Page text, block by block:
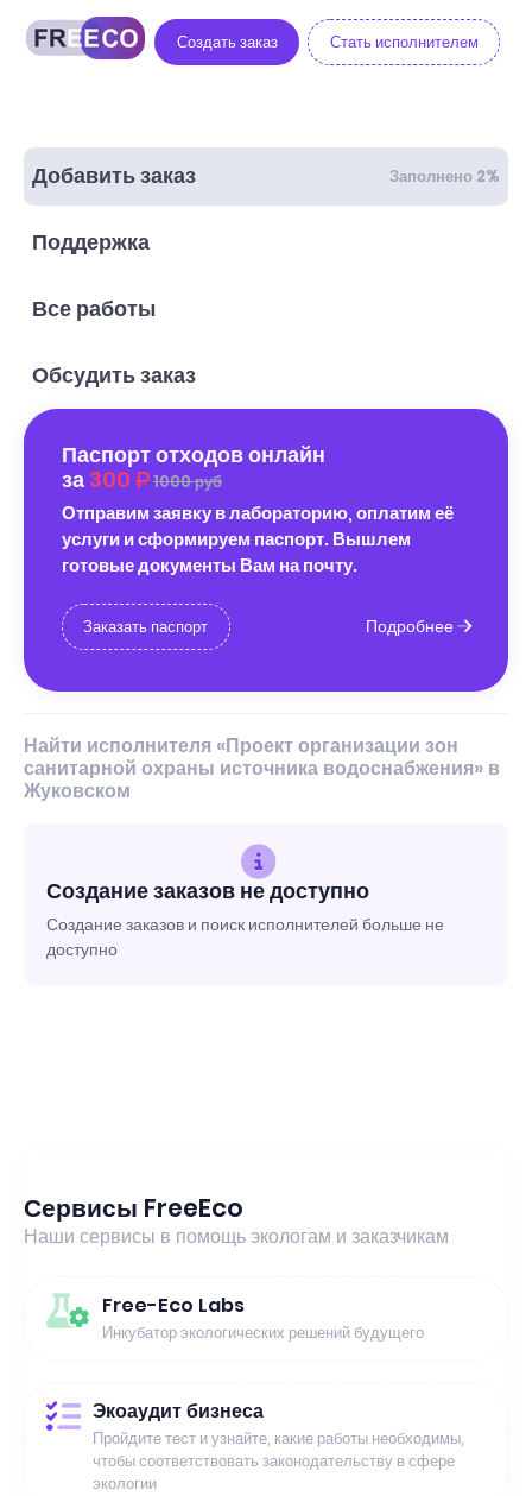
Создать заказ Стать исполнителем
Добавить заказ Заполнено 2%
Поддержка
Все работы
Обсудить заказ
Паспорт отходов онлайн
за 300 1000 руб
Отправим заявку в лабораторию, оплатим её
услуги и сформируем паспорт. Вышлем
готовые документы Вам на почту.
Заказать паспорт Подробнее
Найти исполнителя «Проект организации зон
санитарной охраны источника водоснабжения» в
Жуковском
Создание заказов не доступно
Создание заказов и поиск исполнителей больше не
доступно
Сервисы FreeEco
Наши сервисы в помощь экологам и заказчикам
Free-Eco Labs
Инкубатор экологических решений будущего
Экоаудит бизнеса
Пройдите тест и узнайте, какие работы необходимы,
чтобы соответствовать законодательству в сфере
экологии